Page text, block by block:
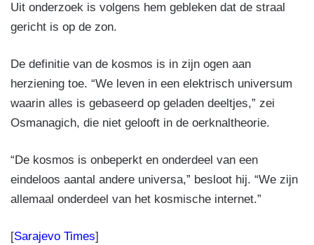
Uit onderzoek is volgens hem gebleken dat de straal
gericht is op de zon.
De definitie van de kosmos is in zijn ogen aan
herziening toe. “We leven in een elektrisch universum
waarin alles is gebaseerd op geladen deeltjes,” zei
Osmanagich, die niet gelooft in de oerknaltheorie.
“De kosmos is onbeperkt en onderdeel van een
eindeloos aantal andere universa,” besloot hij. “We zijn
allemaal onderdeel van het kosmische internet.”
[Sarajevo Times]